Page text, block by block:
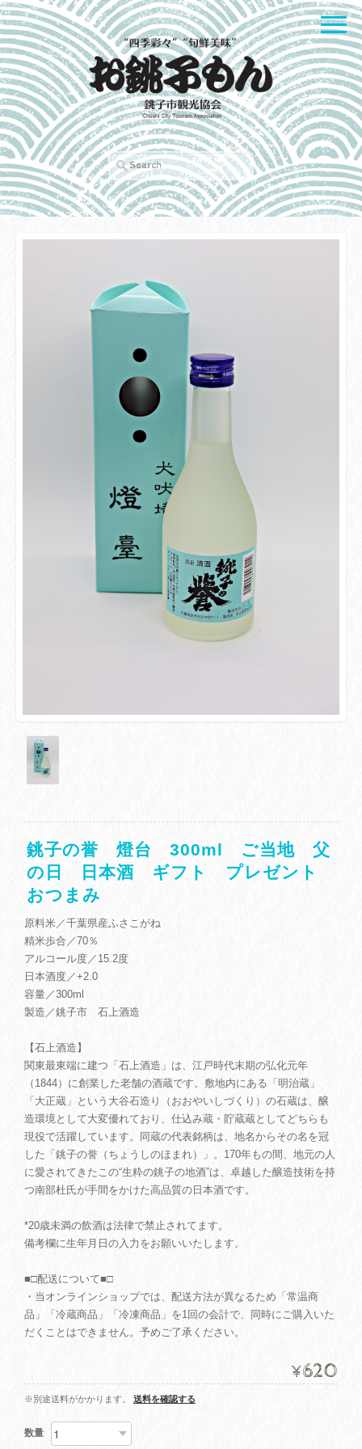
銚子の誉 燈台 300ml ご当地 父
の日 日本酒 ギフト プレゼント
おつまみ
原料米／千葉県産ふさこがね
精米歩合／70％
アルコール度／15.2度
日本酒度／+2.0
容量／300ml
製造／銚子市 石上酒造
【石上酒造】
関東最東端に建つ「石上酒造」は、江戸時代末期の弘化元年
（1844）に創業した老舗の酒蔵です。敷地内にある「明治蔵」
「大正蔵」という大谷石造り（おおやいしづくり）の石蔵は、醸
造環境として大変優れており、仕込み蔵・貯蔵蔵としてどちらも
現役で活躍しています。同蔵の代表銘柄は、地名からその名を冠
した「銚子の誉（ちょうしのほまれ）」。170年もの間、地元の人
に愛されてきたこの“生粋の銚子の地酒”は、卓越した醸造技術を持
つ南部杜氏が手間をかけた高品質の日本酒です。
*20歳未満の飲酒は法律で禁止されてます。
備考欄に生年月日の入力をお願いいたします。
■□配送について■□
・当オンラインショップでは、配送方法が異なるため「常温商
品」「冷蔵商品」「冷凍商品」を1回の会計で、同時にご購入いた
だくことはできません。予めご了承ください。
¥620
※別途送料がかかります。 送料を確認する
数量